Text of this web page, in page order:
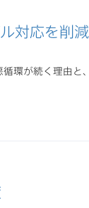
対応を削減
環が続く理由と、